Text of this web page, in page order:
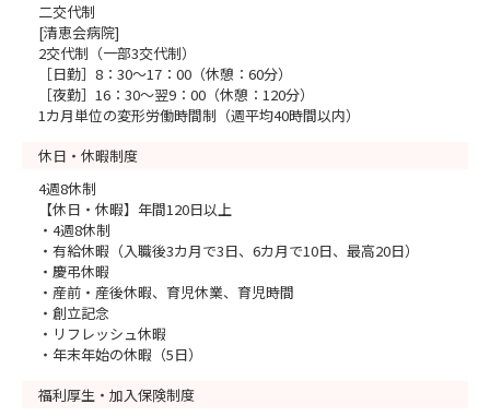
二交代制
[清恵会病院]
2交代制（一部3交代制）
［日勤］8：30～17：00（休憩：60分）
［夜勤］16：30～翌9：00（休憩：120分）
1カ月単位の変形労働時間制（週平均40時間以内）
休日・休暇制度
4週8休制
【休日・休暇】年間120日以上
・4週8休制
・有給休暇（入職後3カ月で3日、6カ月で10日、最高20日）
・慶弔休暇
・産前・産後休暇、育児休業、育児時間
・創立記念
・リフレッシュ休暇
・年末年始の休暇（5日）
福利厚生・加入保険制度